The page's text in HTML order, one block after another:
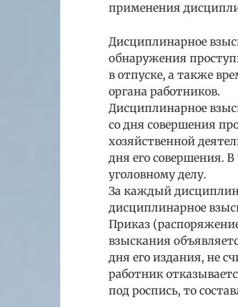
применения
Дисциплинарное
обнаружения
в отпуске, а также
органа работников.
Дисциплинарное
со дня совершения
хозяйственной
дня его совершения.
уголовному делу.
За каждый
дисциплинарное
Приказ
взыскания
дня его издания, не
работник
под роспись, то